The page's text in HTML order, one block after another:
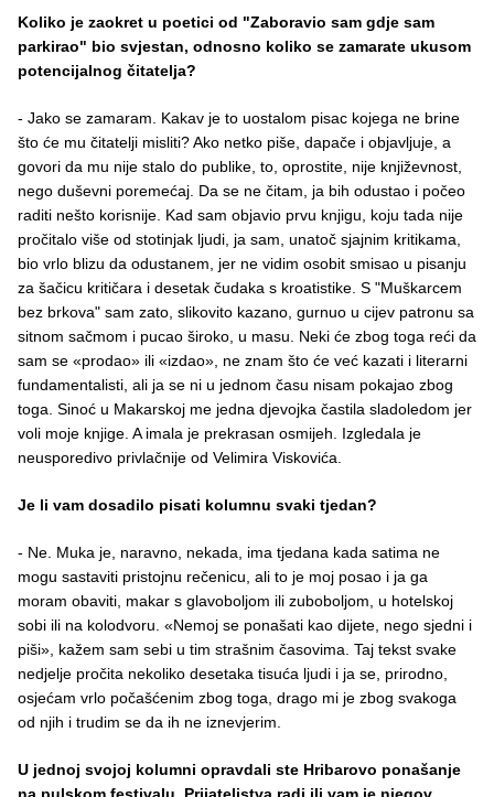
Koliko je zaokret u poetici od "Zaboravio sam gdje sam
parkirao" bio svjestan, odnosno koliko se zamarate ukusom
potencijalnog čitatelja?
- Jako se zamaram. Kakav je to uostalom pisac kojega ne brine
što će mu čitatelji misliti? Ako netko piše, dapače i objavljuje, a
govori da mu nije stalo do publike, to, oprostite, nije književnost,
nego duševni poremećaj. Da se ne čitam, ja bih odustao i počeo
raditi nešto korisnije. Kad sam objavio prvu knjigu, koju tada nije
pročitalo više od stotinjak ljudi, ja sam, unatoč sjajnim kritikama,
bio vrlo blizu da odustanem, jer ne vidim osobit smisao u pisanju
za šačicu kritičara i desetak čudaka s kroatistike. S "Muškarcem
bez brkova" sam zato, slikovito kazano, gurnuo u cijev patronu sa
sitnom sačmom i pucao široko, u masu. Neki će zbog toga reći da
sam se «prodao» ili «izdao», ne znam što će već kazati i literarni
fundamentalisti, ali ja se ni u jednom času nisam pokajao zbog
toga. Sinoć u Makarskoj me jedna djevojka častila sladoledom jer
voli moje knjige. A imala je prekrasan osmijeh. Izgledala je
neusporedivo privlačnije od Velimira Viskovića.
Je li vam dosadilo pisati kolumnu svaki tjedan?
- Ne. Muka je, naravno, nekada, ima tjedana kada satima ne
mogu sastaviti pristojnu rečenicu, ali to je moj posao i ja ga
moram obaviti, makar s glavoboljom ili zuboboljom, u hotelskoj
sobi ili na kolodvoru. «Nemoj se ponašati kao dijete, nego sjedni i
piši», kažem sam sebi u tim strašnim časovima. Taj tekst svake
nedjelje pročita nekoliko desetaka tisuća ljudi i ja se, prirodno,
osjećam vrlo počašćenim zbog toga, drago mi je zbog svakoga
od njih i trudim se da ih ne iznevjerim.
U jednoj svojoj kolumni opravdali ste Hribarovo ponašanje
na pulskom festivalu. Prijateljstva radi ili vam je njegov